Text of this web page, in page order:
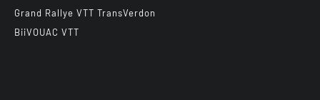
Grand Rallye VTT TransVerdon
BiiVOUAC VTT